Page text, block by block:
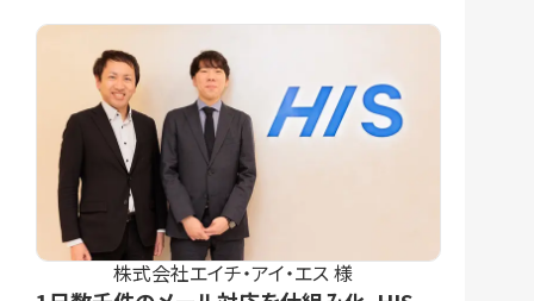
株式会社エイチ・アイ・エス 様